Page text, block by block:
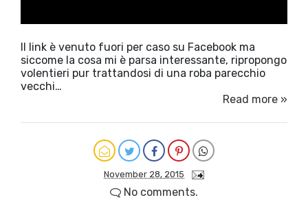
Il link è venuto fuori per caso su Facebook ma
siccome la cosa mi è parsa interessante, ripropongo
volentieri pur trattandosi di una roba parecchio
vecchi…
Read more »
November 28, 2015
No comments.